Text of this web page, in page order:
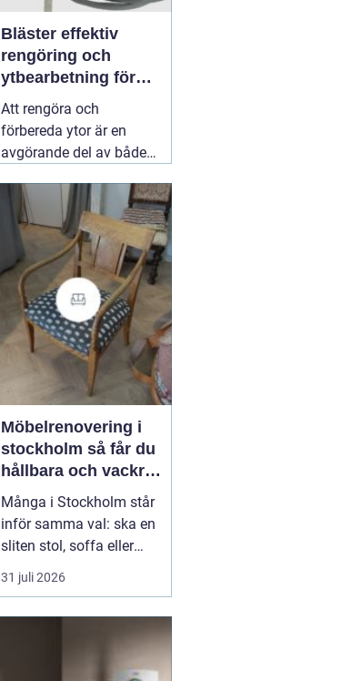
Bläster effektiv
rengöring och
ytbearbetning för
proffs och
hantverkare
Att rengöra och
förbereda ytor är en
avgörande del av både
renovering. Färg, rost,
smuts och gamla
beläggningar gör att
material åldras snabbare
och försämrar
slutresultatet vid
målning eller annan
behandling. Här31 juli
Möbelrenovering i
stockholm så får du
hållbara och vackra
möbler
Många i Stockholm står
inför samma val: ska en
sliten stol, soffa eller
fåtölj slängas, säljas
billigt eller renoveras?
möbelrenovering istället
för nyköp. Resultatet blir
31 juli 2026